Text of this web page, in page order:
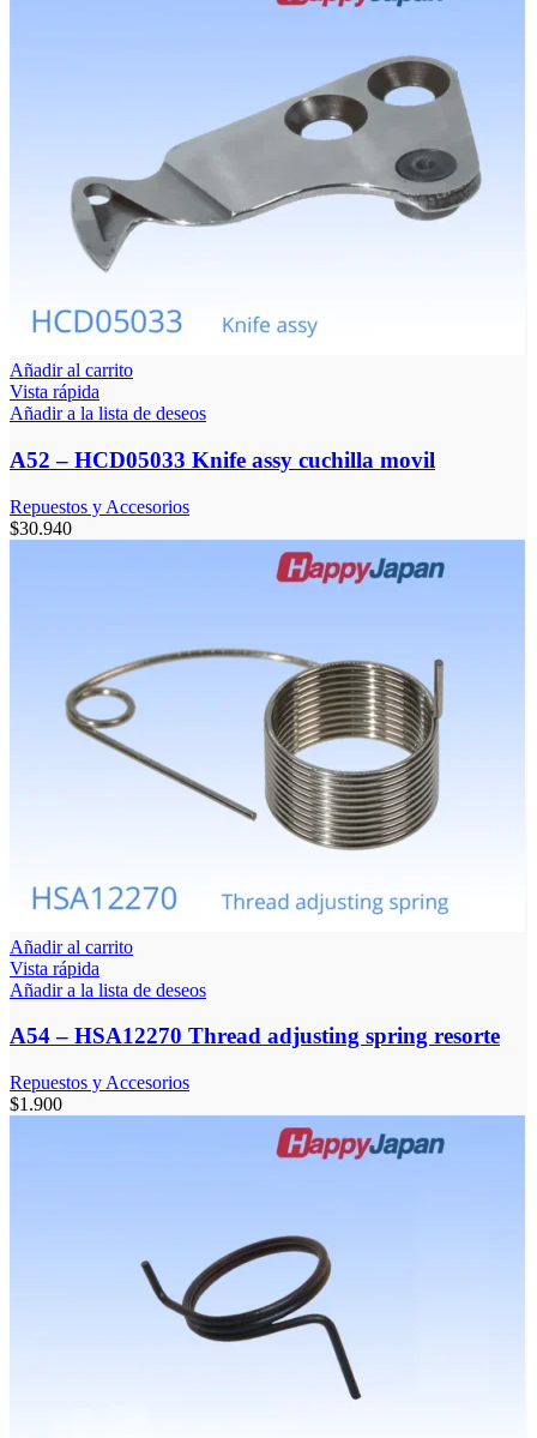
Añadir al carrito
Vista rápida
Añadir a la lista de deseos
A52 – HCD05033 Knife assy cuchilla movil
Repuestos y Accesorios
$30.940
Añadir al carrito
Vista rápida
Añadir a la lista de deseos
A54 – HSA12270 Thread adjusting spring resorte
Repuestos y Accesorios
$1.900